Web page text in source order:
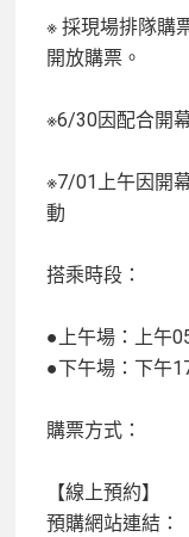
※ 採現場排隊購
開放購票。
※6/30因配合開
※7/01上午因開
動
搭乘時段：
●上午場：上午
●下午場：下午
購票方式：
【線上預約】
預購網站連結：